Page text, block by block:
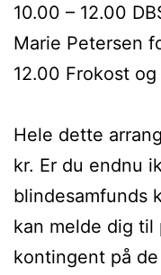
10.00 – 12.00
Marie Petersen
12.00 Frokost
Hele dette
kr. Er du endnu
blindesamfunds
kan melde dig til
kontingent på